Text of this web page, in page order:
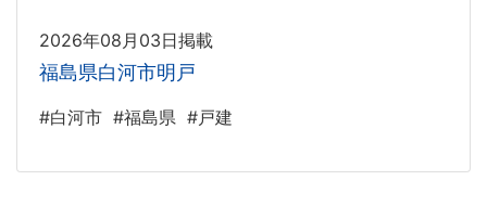
2026年08月03日掲載
福島県白河市明戸
#白河市 #福島県 #戸建